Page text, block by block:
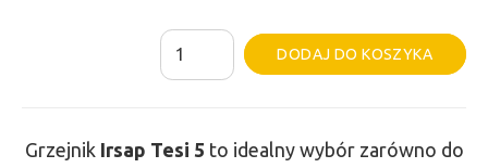
ilość
Grzejnik
DODAJ DO KOSZYKA
Grzejnik Irsap Tesi 5 to idealny wybór zarówno do